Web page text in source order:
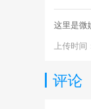
这里是微
上传时间
评论